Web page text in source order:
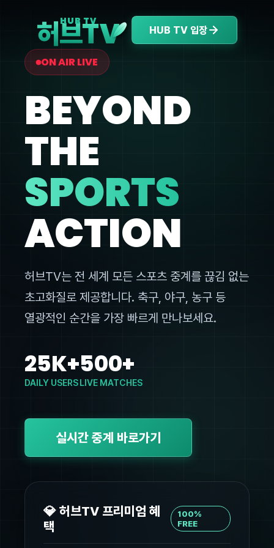
HUB TV
허브TV HUB TV 입장
ON AIR LIVE
BEYOND
THE
SPORTS
ACTION
허브TV는 전 세계 모든 스포츠 중계를 끊김 없는
초고화질로 제공합니다. 축구, 야구, 농구 등
열광적인 순간을 가장 빠르게 만나보세요.
25K+
DAILY USERS
500+
LIVE MATCHES
실시간 중계 바로가기
💎 허브TV 프리미엄 혜
택
100%
FREE